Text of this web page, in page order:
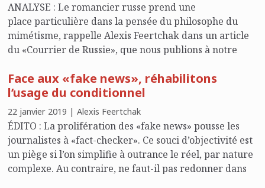
ANALYSE : Le romancier russe prend une
place particulière dans la pensée du philosophe du
mimétisme, rappelle Alexis Feertchak dans un article
du «Courrier de Russie», que nous publions à notre
Dostoïevski. «Chacun se croit seul en enfer, et c’est cela
l’enfer», lui répond René Girard.
Face aux «fake news», réhabilitons
l’usage du conditionnel
22 janvier 2019 | Alexis Feertchak
ÉDITO : La prolifération des «fake news» pousse les
journalistes à «fact-checker». Ce souci d’objectivité est
un piège si l’on simplifie à outrance le réel, par nature
complexe. Au contraire, ne faut-il pas redonner dans